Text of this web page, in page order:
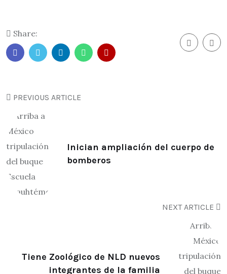
Share:
PREVIOUS ARTICLE
Inician ampliación del cuerpo de
bomberos
NEXT ARTICLE
Tiene Zoológico de NLD nuevos
integrantes de la familia